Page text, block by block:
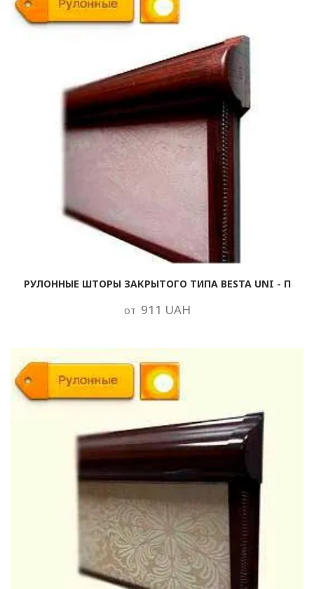
РУЛОННЫЕ ШТОРЫ ЗАКРЫТОГО ТИПА BESTA UNI - П
от 911 UAH